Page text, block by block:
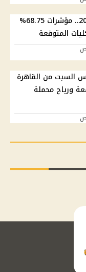
تنسيق المرحلة الثانية 2026.. مؤشرات 68.75%
السبت من القاهرة
ورياح محملة